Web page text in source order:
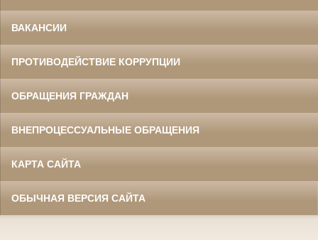
ВАКАНСИИ
ПРОТИВОДЕЙСТВИЕ КОРРУПЦИИ
ОБРАЩЕНИЯ ГРАЖДАН
ВНЕПРОЦЕССУАЛЬНЫЕ ОБРАЩЕНИЯ
КАРТА САЙТА
ОБЫЧНАЯ ВЕРСИЯ САЙТА